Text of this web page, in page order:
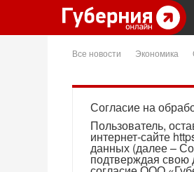
Все новости Экономика
Согласие на
Пользователь,
интернет-сайте
данных (далее –
подтверждая свою